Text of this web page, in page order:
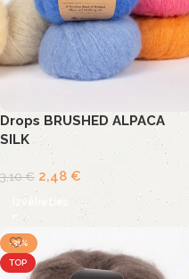
Drops BRUSHED ALPACA
SILK
3,10€ 2,48 €
Izvēlieties
-31%
TOP